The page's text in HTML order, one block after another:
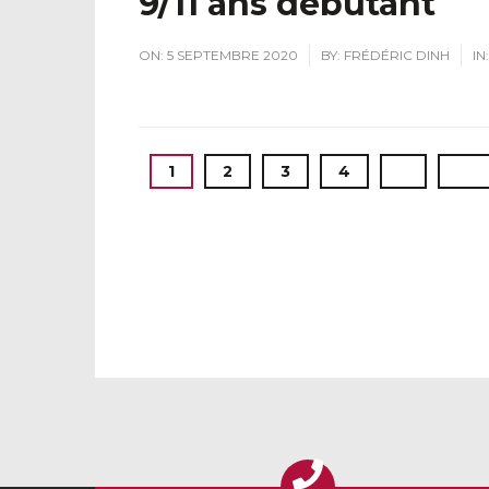
ON: 5 SEPTEMBRE 2020 BY: FRÉDÉRIC DINH IN:
1 2 3 4